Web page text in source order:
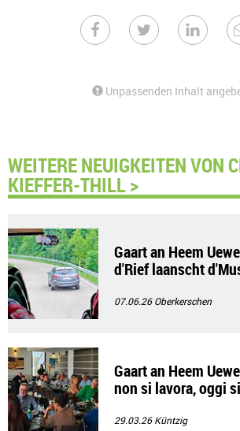
Unpassenden Inhalt
WEITERE NEUIGKEITEN VON
KIEFFER-THILL >
Gaart an Heem
d'Rief laanscht
07.06.26Oberkerschen
Gaart an Heem
non si lavora, oggi
29.03.26Küntzig